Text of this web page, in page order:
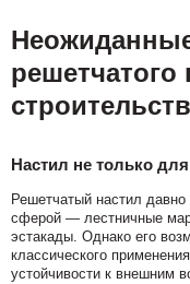
Настил не только
Решетчатый настил давно
сферой — лестничные
эстакады. Однако его
классического
устойчивости к внешним